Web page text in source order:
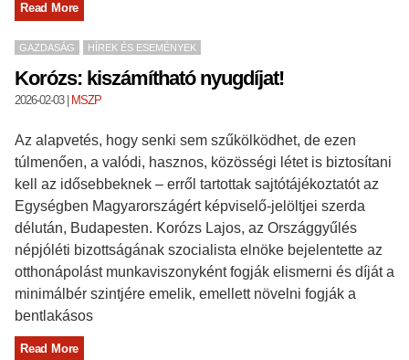
Read More
GAZDASÁG HÍREK ÉS ESEMÉNYEK
Korózs: kiszámítható nyugdíjat!
2026-02-03| MSZP
Az alapvetés, hogy senki sem szűkölködhet, de ezen
túlmenően, a valódi, hasznos, közösségi létet is biztosítani
kell az idősebbeknek – erről tartottak sajtótájékoztatót az
Egységben Magyarországért képviselő-jelöltjei szerda
délután, Budapesten. Korózs Lajos, az Országgyűlés
népjóléti bizottságának szocialista elnöke bejelentette az
otthonápolást munkaviszonyként fogják elismerni és díját a
minimálbér szintjére emelik, emellett növelni fogják a
bentlakásos
Read More